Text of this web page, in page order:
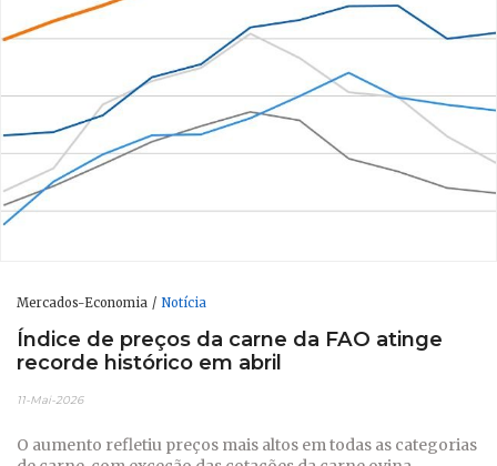
Mercados-Economia Notícia
Índice de preços da carne da FAO atinge
recorde histórico em abril
11-Mai-2026
O aumento refletiu preços mais altos em todas as categorias